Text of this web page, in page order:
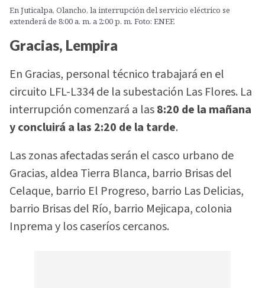
En Juticalpa, Olancho, la interrupción del servicio eléctrico se
extenderá de 8:00 a. m. a 2:00 p. m. Foto: ENEE
Gracias, Lempira
En Gracias, personal técnico trabajará en el
circuito LFL-L334 de la subestación Las Flores. La
interrupción comenzará a las8:20 de la mañana
y concluirá a las 2:20 de la tarde.
Las zonas afectadas serán el casco urbano de
Gracias, aldea Tierra Blanca, barrio Brisas del
Celaque, barrio El Progreso, barrio Las Delicias,
barrio Brisas del Río, barrio Mejicapa, colonia
Inprema y los caseríos cercanos.